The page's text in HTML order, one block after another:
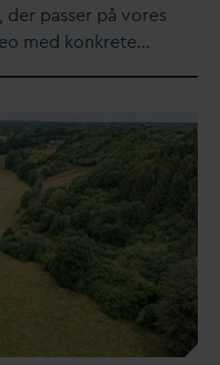
passer på vores
med konkrete…